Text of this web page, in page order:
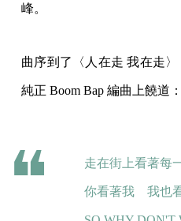
峰。
曲序到了〈人在走 我在走
純正 Boom Bap 編曲上饒道：
走在街上看著每
你看著我 我也